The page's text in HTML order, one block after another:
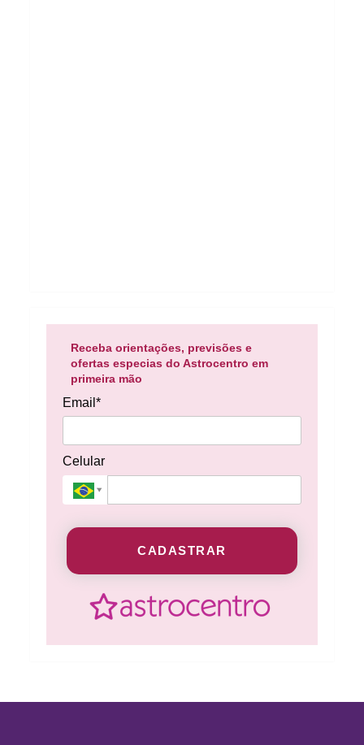
Receba orientações, previsões e
ofertas especias do Astrocentro em
primeira mão
Email*
Celular
CADASTRAR